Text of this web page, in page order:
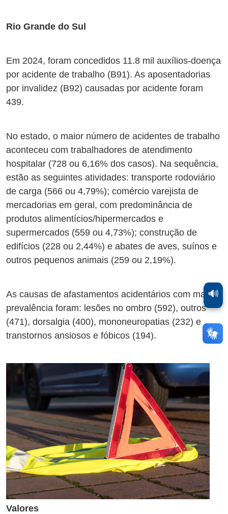
Rio Grande do Sul
Em 2024, foram concedidos 11.8 mil auxílios-doença
por acidente de trabalho (B91). As aposentadorias
por invalidez (B92) causadas por acidente foram
439.
No estado, o maior número de acidentes de trabalho
aconteceu com trabalhadores de atendimento
hospitalar (728 ou 6,16% dos casos). Na sequência,
estão as seguintes atividades: transporte rodoviário
de carga (566 ou 4,79%); comércio varejista de
mercadorias em geral, com predominância de
produtos alimentícios/hipermercados e
supermercados (559 ou 4,73%); construção de
edifícios (228 ou 2,44%) e abates de aves, suínos e
outros pequenos animais (259 ou 2,19%).
As causas de afastamentos acidentários com maior
prevalência foram: lesões no ombro (592), outros
(471), dorsalgia (400), mononeuropatias (232) e
transtornos ansiosos e fóbicos (194).
Valores
🔊